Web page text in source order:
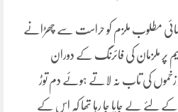
مطلوب ملزم کو حراست سے چھڑانے
پر ملزمان کی فائرنگ کے دوران
زخموں کی تاب نہ لاتے ہوئے دم توڑ
کے لئے لے جایا جا رہا تھا کہ اس کے